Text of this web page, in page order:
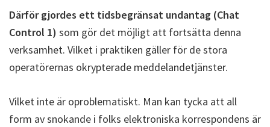
Därför gjordes ett tidsbegränsat undantag (Chat
Control 1) som gör det möjligt att fortsätta denna
verksamhet. Vilket i praktiken gäller för de stora
operatörernas okrypterade meddelandetjänster.
Vilket inte är oproblematiskt. Man kan tycka att all
form av snokande i folks elektroniska korrespondens är